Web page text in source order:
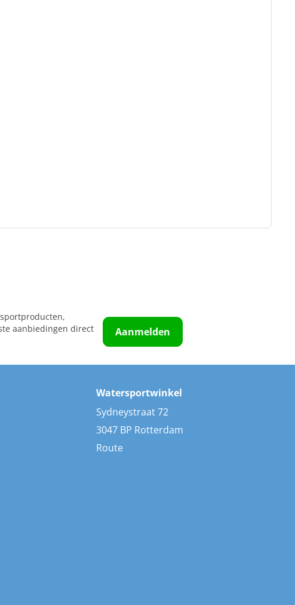
aanbiedingen direct
Aanmelden
Watersportwinkel
Sydneystraat 72
3047 BP Rotterdam
Route